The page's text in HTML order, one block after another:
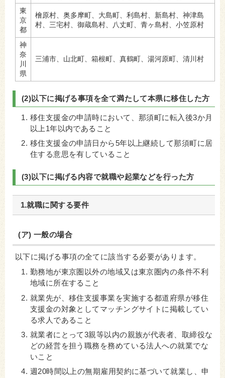
東
京
都
檜原村、奥多摩町、大島町、利島村、新島村、神津島
村、三宅村、御蔵島村、八丈町、青ヶ島村、小笠原村
神
奈
川
県
三浦市、山北町、箱根町、真鶴町、湯河原町、清川村
(2)以下に掲げる事項を全て満たして本県に移住した方
移住支援金の申請時において、那須町に転入後3か月
以上1年以内であること
移住支援金の申請日から5年以上継続して那須町に居
住する意思を有していること
(3)以下に掲げる内容で就職や起業などを行った方
1.就職に関する要件
(ア) 一般の場合
以下に掲げる事項の全てに該当する必要があります。
勤務地が東京圏以外の地域又は東京圏内の条件不利
地域に所在すること
就業先が、移住支援事業を実施する都道府県が移住
支援金の対象としてマッチングサイトに掲載してい
る求人であること
就業者にとって3親等以内の親族が代表者、取締役な
どの経営を担う職務を務めている法人への就業でな
いこと
週20時間以上の無期雇用契約に基づいて就業し、申